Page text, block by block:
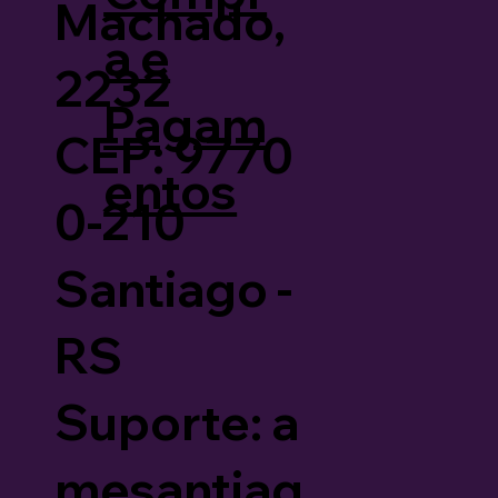
Machado,
2232
CEP: 9770
0-210
Santiago -
RS
Suporte: a
a e
Pagam
entos